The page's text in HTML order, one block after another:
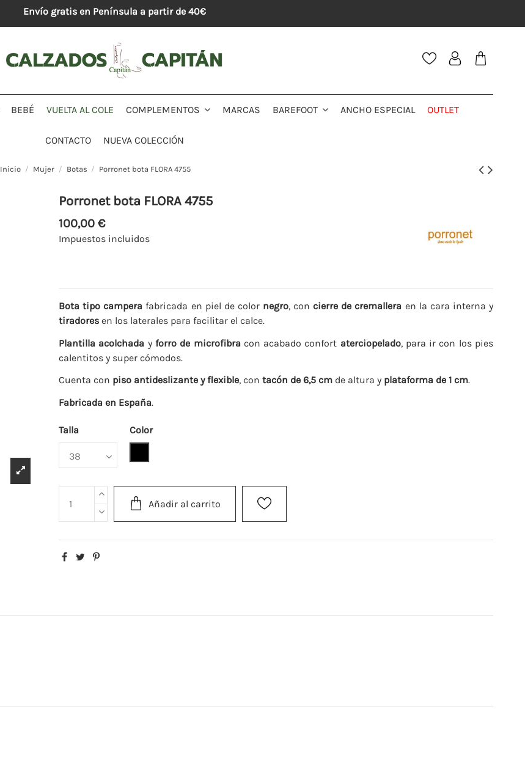
Envío gratis en Península a partir de 40€
BEBÉ VUELTA AL COLE COMPLEMENTOS MARCAS BAREFOOT ANCHO ESPECIAL OUTLET
CONTACTO NUEVA COLECCIÓN
Inicio Mujer Botas Porronet bota FLORA 4755
Porronet bota FLORA 4755
100,00 €
Impuestos incluidos
Bota tipo campera fabricada en piel de color negro, concierre de cremallera en la cara interna y
tiradores en los laterales para facilitar el calce.
Plantilla acolchada y forro de microfibra con acabado confort aterciopelado, para ir con los pies
calentitos y super cómodos.
Cuenta con piso antideslizante y flexible, contacón de 6,5 cm de altura y plataforma de 1 cm.
Fabricada en España.
Talla
Color
Añadir al carrito